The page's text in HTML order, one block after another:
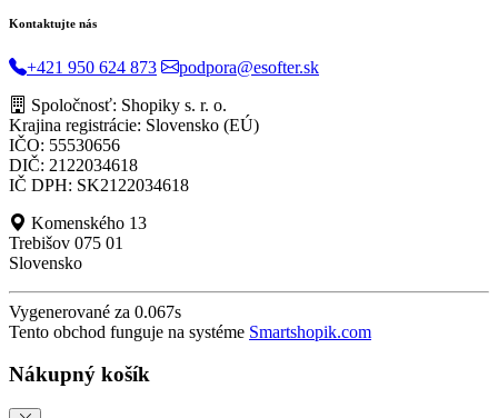
Kontaktujte nás
+421 950 624 873
podpora@esofter.sk
Spoločnosť: Shopiky s. r. o.
Krajina registrácie: Slovensko (EÚ)
IČO: 55530656
DIČ: 2122034618
IČ DPH: SK2122034618
Komenského 13
Trebišov 075 01
Slovensko
Vygenerované za 0.067s
Tento obchod funguje na systéme Smartshopik.com
Nákupný košík